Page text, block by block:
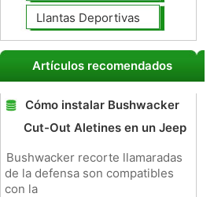
Llantas Deportivas
Artículos recomendados
Cómo instalar Bushwacker
Cut-Out Aletines en un Jeep
Bushwacker recorte llamaradas
de la defensa son compatibles
con la